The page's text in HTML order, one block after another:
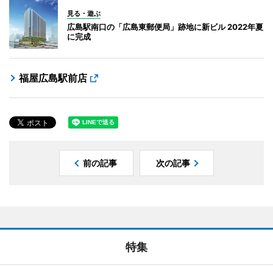
見る・遊ぶ
広島駅南口の「広島東郵便局」跡地に新ビル 2022年夏
に完成
福屋広島駅前店
前の記事 次の記事
特集